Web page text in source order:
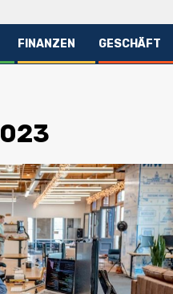
FINANZEN GESCHÄFT